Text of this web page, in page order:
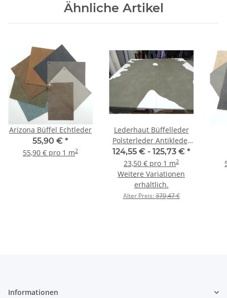
Ähnliche Artikel
Arizona Büffel Echtleder
55,90 € *
55,90 € pro 1 m2
Lederhaut Büffelleder
Polsterleder Antikleder
schlammgrau
124,55 € - 125,73 € *
23,50 € pro 1 m2
Weitere Variationen
erhältlich.
Alter Preis:370,47 €
Informationen